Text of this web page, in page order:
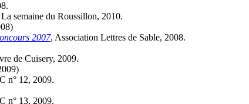
semaine du Roussillon, 2010.
2007, Association Lettres de Sable, 2008.
de Cuisery, 2009.
n° 12, 2009.
n° 13, 2009.